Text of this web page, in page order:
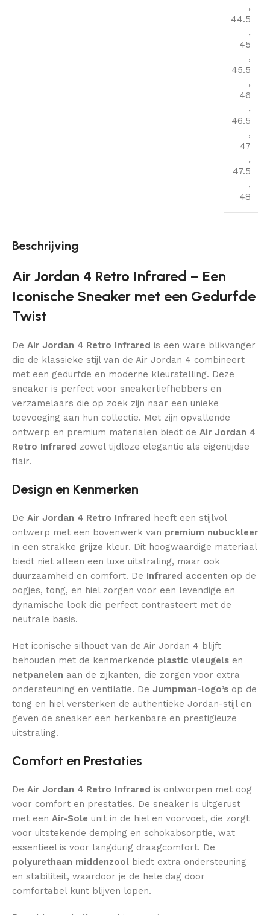
,
44.5
,
45
,
45.5
,
46
,
46.5
,
47
,
47.5
,
48
Beschrijving
Air Jordan 4 Retro Infrared – Een
Iconische Sneaker met een Gedurfde
Twist
De Air Jordan 4 Retro Infrared is een ware blikvanger
die de klassieke stijl van de Air Jordan 4 combineert
met een gedurfde en moderne kleurstelling. Deze
sneaker is perfect voor sneakerliefhebbers en
verzamelaars die op zoek zijn naar een unieke
toevoeging aan hun collectie. Met zijn opvallende
ontwerp en premium materialen biedt de Air Jordan 4
Retro Infrared zowel tijdloze elegantie als eigentijdse
flair.
Design en Kenmerken
De Air Jordan 4 Retro Infrared heeft een stijlvol
ontwerp met een bovenwerk van premium nubuckleer
in een strakke grijze kleur. Dit hoogwaardige materiaal
biedt niet alleen een luxe uitstraling, maar ook
duurzaamheid en comfort. De Infrared accenten op de
oogjes, tong, en hiel zorgen voor een levendige en
dynamische look die perfect contrasteert met de
neutrale basis.
Het iconische silhouet van de Air Jordan 4 blijft
behouden met de kenmerkende plastic vleugels en
netpanelen aan de zijkanten, die zorgen voor extra
ondersteuning en ventilatie. De Jumpman-logo’s op de
tong en hiel versterken de authentieke Jordan-stijl en
geven de sneaker een herkenbare en prestigieuze
uitstraling.
Comfort en Prestaties
De Air Jordan 4 Retro Infrared is ontworpen met oog
voor comfort en prestaties. De sneaker is uitgerust
met een Air-Sole unit in de hiel en voorvoet, die zorgt
voor uitstekende demping en schokabsorptie, wat
essentieel is voor langdurig draagcomfort. De
polyurethaan middenzool biedt extra ondersteuning
en stabiliteit, waardoor je de hele dag door
comfortabel kunt blijven lopen.